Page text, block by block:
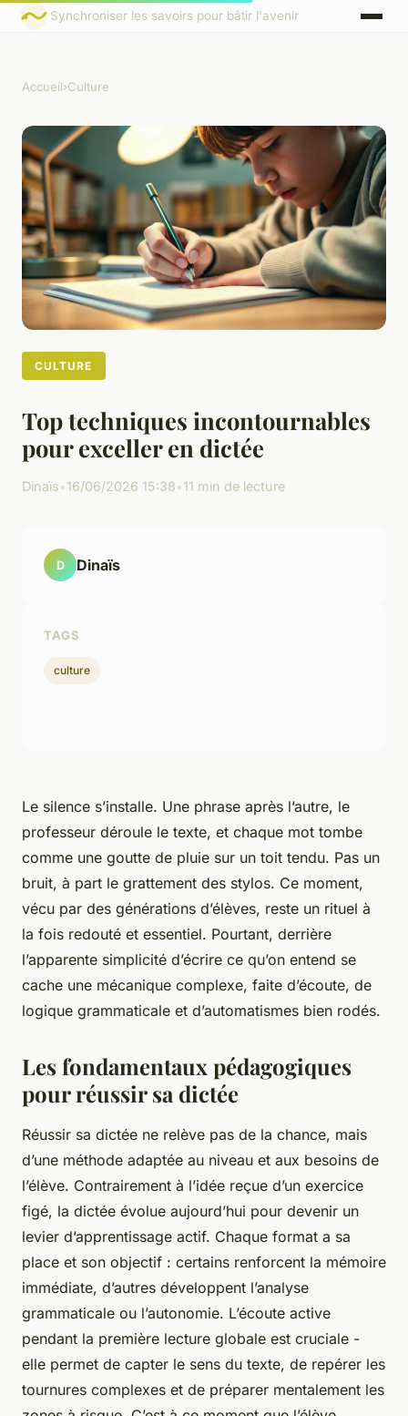
Synchroniser les savoirs pour bâtir l'avenir
Accueil›Culture
CULTURE
Top techniques incontournables
pour exceller en dictée
Dinaïs•16/06/2026 15:38•11 min de lecture
Le silence s’installe. Une phrase après l’autre, le
professeur déroule le texte, et chaque mot tombe
comme une goutte de pluie sur un toit tendu. Pas un
bruit, à part le grattement des stylos. Ce moment,
vécu par des générations d’élèves, reste un rituel à
la fois redouté et essentiel. Pourtant, derrière
l’apparente simplicité d’écrire ce qu’on entend se
cache une mécanique complexe, faite d’écoute, de
logique grammaticale et d’automatismes bien rodés.
Les fondamentaux pédagogiques
pour réussir sa dictée
Réussir sa dictée ne relève pas de la chance, mais
d’une méthode adaptée au niveau et aux besoins de
l’élève. Contrairement à l’idée reçue d’un exercice
figé, la dictée évolue aujourd’hui pour devenir un
levier d’apprentissage actif. Chaque format a sa
place et son objectif : certains renforcent la mémoire
immédiate, d’autres développent l’analyse
grammaticale ou l’autonomie. L’écoute active
pendant la première lecture globale est cruciale -
elle permet de capter le sens du texte, de repérer les
tournures complexes et de préparer mentalement les
D Dinaïs
TAGS
culture